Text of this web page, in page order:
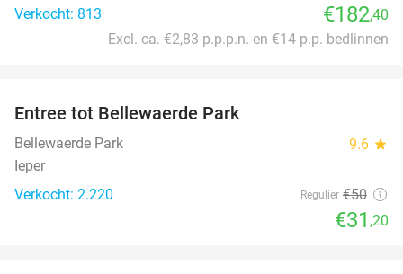
Verkocht: 813
€182,40
Excl. ca. €2,83 p.p.p.n. en €14 p.p. bedlinnen
Entree tot Bellewaerde Park
Bellewaerde Park 9.6 star
Ieper
Verkocht: 2.220
Regulier €50
€31 ,20